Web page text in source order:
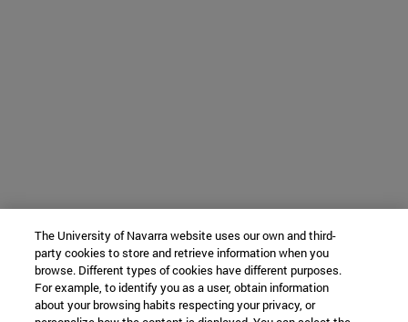
The University of Navarra website uses our own and third-
party cookies to store and retrieve information when you
browse. Different types of cookies have different purposes.
For example, to identify you as a user, obtain information
about your browsing habits respecting your privacy, or